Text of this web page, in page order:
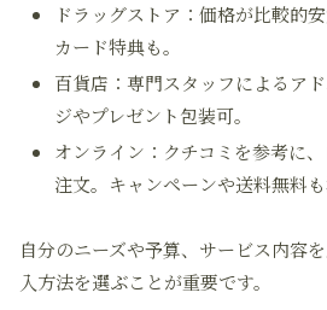
ドラッグストア：価格が比較的
カード特典も。
百貨店：専門スタッフによるア
ジやプレゼント包装可。
オンライン：クチコミを参考に
注文。キャンペーンや送料無料も
自分のニーズや予算、サービス内容
入方法を選ぶことが重要です。